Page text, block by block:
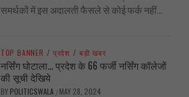
समर्थकों में इस अदालती फैसले से कोई फर्क नहीं...
TOP BANNER / प्रदेश / बड़ी खबर
नर्सिंग घोटाला… प्रदेश के 66 फर्जी नर्सिंग कॉलेजों
की सूची देखिये
BY POLITICSWALA / MAY 28, 2024